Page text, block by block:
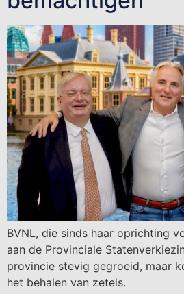
BVNL, die sinds haar oprichting
aan de Provinciale
provincie stevig gegroeid, maar
het behalen van zetels.